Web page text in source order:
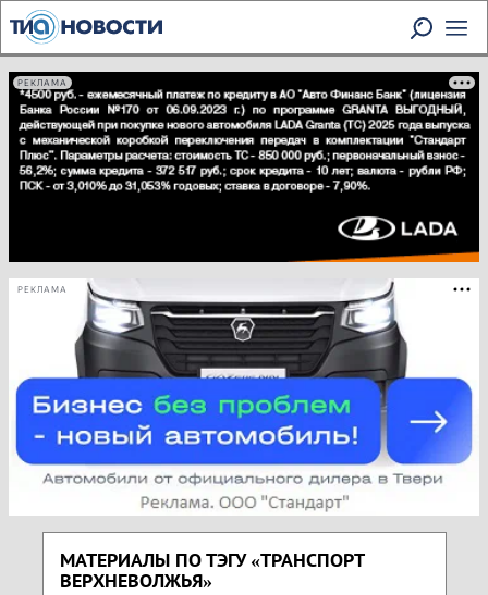
РЕКЛАМА
РЕКЛАМА
МАТЕРИАЛЫ ПО ТЭГУ «ТРАНСПОРТ
ВЕРХНЕВОЛЖЬЯ»